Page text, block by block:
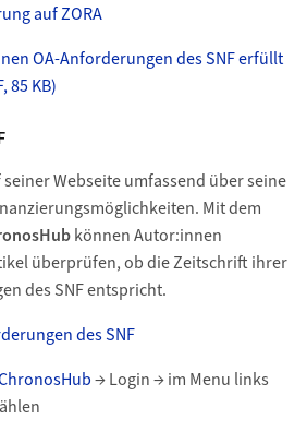
auf ZORA
OA-Anforderungen des SNF erfüllt
85 KB)
Webseite umfassend über seine
Mit dem
können Autor:innen
überprüfen, ob die Zeitschrift ihrer
des SNF entspricht.
des SNF
→ Login → im Menu links